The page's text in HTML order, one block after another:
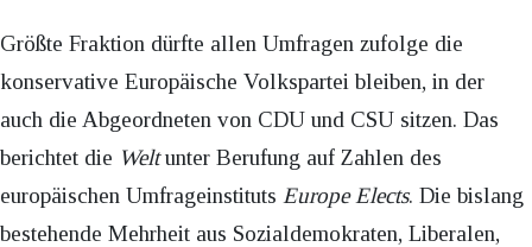
Größte Fraktion dürfte allen Umfragen zufolge die
konservative Europäische Volkspartei bleiben, in der
auch die Abgeordneten von CDU und CSU sitzen. Das
berichtet die Weltunter Berufung auf Zahlen des
europäischen Umfrageinstituts Europe Elects. Die bislang
bestehende Mehrheit aus Sozialdemokraten, Liberalen,